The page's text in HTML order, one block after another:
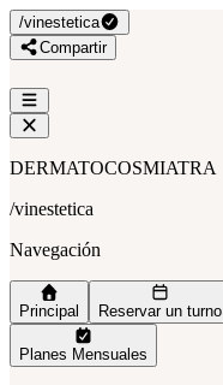
/vinestetica
Compartir
DERMATOCOSMIATRA
/vinestetica
Navegación
Principal Reservar un turno
Planes Mensuales